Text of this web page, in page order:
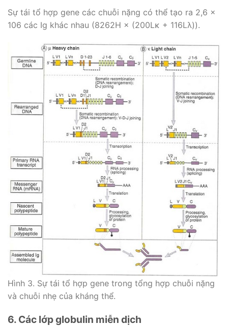
Sự tái tổ hợp gene các chuỗi nặng có thể tạo ra 2,6 ×
106 các Ig khác nhau (8262H × (200Lκ + 116Lλ)).
Hình 3. Sự tái tổ hợp gene trong tổng hợp chuỗi nặng
và chuỗi nhẹ của kháng thể.
6. Các lớp globulin miễn dịch